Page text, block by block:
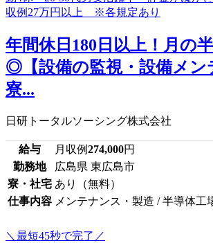
年間休日180日以上！月の
◎【設備の監視・設備メン
寮...
日研トータルソーシング株式会社
給与 月収例274,000円
勤務地
広島県 東広島市
寮・社宅 あり（無料）
仕事内容 メンテナンス・製造 / 半導体工
＼最短45秒で完了／